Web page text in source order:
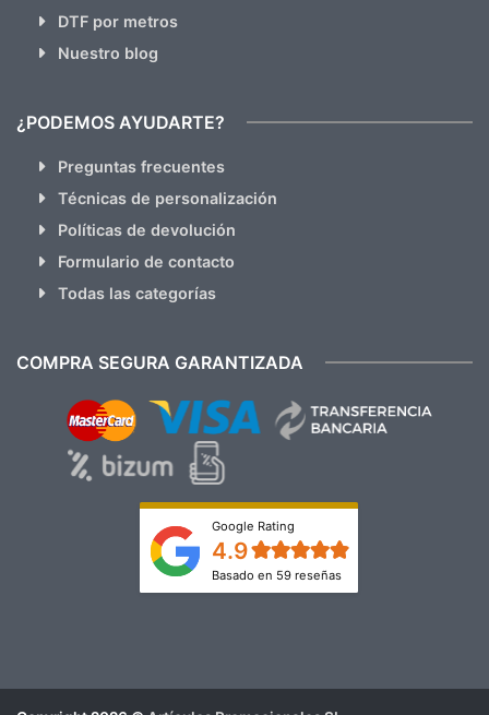
DTF por metros
Nuestro blog
¿PODEMOS AYUDARTE?
Preguntas frecuentes
Técnicas de personalización
Políticas de devolución
Formulario de contacto
Todas las categorías
COMPRA SEGURA GARANTIZADA
Google Rating
4.9
Basado en 59 reseñas